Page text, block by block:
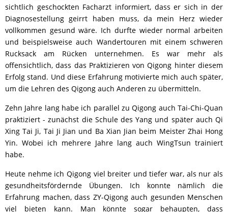
sichtlich geschockten Facharzt informiert, dass er sich in der
Diagnosestellung geirrt haben muss, da mein Herz wieder
vollkommen gesund wäre. Ich durfte wieder normal arbeiten
und beispielsweise auch Wandertouren mit einem schweren
Rucksack am Rücken unternehmen. Es war mehr als
offensichtlich, dass das Praktizieren von Qigong hinter diesem
Erfolg stand. Und diese Erfahrung motivierte mich auch später,
um die Lehren des Qigong auch Anderen zu übermitteln.
Zehn Jahre lang habe ich parallel zu Qigong auch Tai-Chi-Quan
praktiziert - zunächst die Schule des Yang und später auch Qi
Xing Tai Ji, Tai Ji Jian und Ba Xian Jian beim Meister Zhai Hong
Yin. Wobei ich mehrere Jahre lang auch WingTsun trainiert
habe.
Heute nehme ich Qigong viel breiter und tiefer war, als nur als
gesundheitsfördernde Übungen. Ich konnte nämlich die
Erfahrung machen, dass ZY-Qigong auch gesunden Menschen
viel bieten kann. Man könnte sogar behaupten, dass